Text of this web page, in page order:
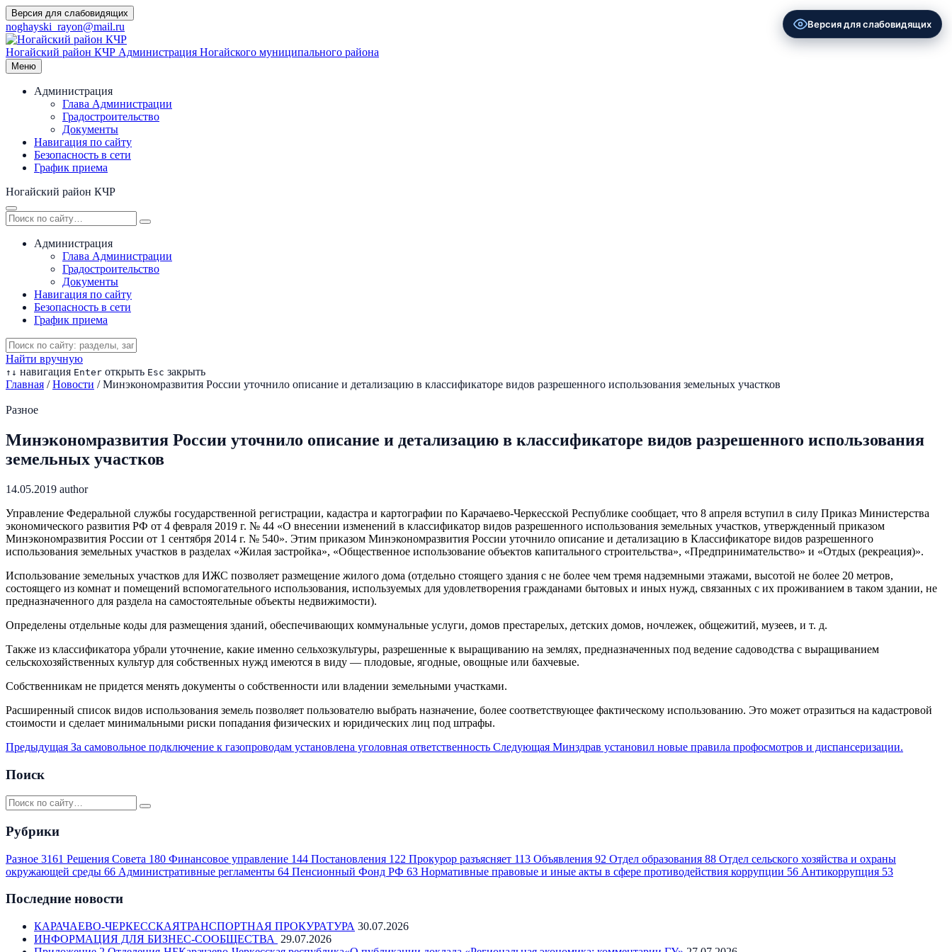
Перейти
к
содержимому
Версия для слабовидящих
noghayski_rayon@mail.ru
Ногайский район КЧР Администрация Ногайского муниципального района
Меню
Администрация
Глава Администрации
Градостроительство
Документы
Навигация по сайту
Безопасность в сети
График приема
Ногайский район КЧР
Администрация
Глава Администрации
Градостроительство
Документы
Навигация по сайту
Безопасность в сети
График приема
Найти вручную
↑ ↓ навигация Enter открыть Esc закрыть
Главная / Новости / Минэкономразвития России уточнило описание и детализацию в классификаторе видов разрешенного использования земельных участков
Разное
Минэкономразвития России уточнило описание и детализацию в классификаторе видов разрешенного использования
земельных участков
14.05.2019 author
Управление Федеральной службы государственной регистрации, кадастра и картографии по Карачаево-Черкесской Республике сообщает, что 8 апреля вступил в силу Приказ Министерства
экономического развития РФ от 4 февраля 2019 г. № 44 «О внесении изменений в классификатор видов разрешенного использования земельных участков, утвержденный приказом
Минэкономразвития России от 1 сентября 2014 г. № 540». Этим приказом Минэкономразвития России уточнило описание и детализацию в Классификаторе видов разрешенного
использования земельных участков в разделах «Жилая застройка», «Общественное использование объектов капитального строительства», «Предпринимательство» и «Отдых (рекреация)».
Использование земельных участков для ИЖС позволяет размещение жилого дома (отдельно стоящего здания с не более чем тремя надземными этажами, высотой не более 20 метров,
состоящего из комнат и помещений вспомогательного использования, используемых для удовлетворения гражданами бытовых и иных нужд, связанных с их проживанием в таком здании, не
предназначенного для раздела на самостоятельные объекты недвижимости).
Определены отдельные коды для размещения зданий, обеспечивающих коммунальные услуги, домов престарелых, детских домов, ночлежек, общежитий, музеев, и т. д.
Также из классификатора убрали уточнение, какие именно сельхозкультуры, разрешенные к выращиванию на землях, предназначенных под ведение садоводства с выращиванием
сельскохозяйственных культур для собственных нужд имеются в виду — плодовые, ягодные, овощные или бахчевые.
Собственникам не придется менять документы о собственности или владении земельными участками.
Расширенный список видов использования земель позволяет пользователю выбрать назначение, более соответствующее фактическому использованию. Это может отразиться на кадастровой
стоимости и сделает минимальными риски попадания физических и юридических лиц под штрафы.
Предыдущая За самовольное подключение к газопроводам установлена уголовная ответственность Следующая Минздрав установил новые правила профосмотров и диспансеризации.
Поиск
Рубрики
Разное 3161 Решения Совета 180 Финансовое управление 144 Постановления 122 Прокурор разъясняет 113 Объявления 92 Отдел образования 88 Отдел сельского хозяйства и охраны
окружающей среды 66 Административные регламенты 64 Пенсионный Фонд РФ 63 Нормативные правовые и иные акты в сфере противодействия коррупции 56 Антикоррупция 53
Последние новости
КАРАЧАЕВО-ЧЕРКЕССКАЯТРАНСПОРТНАЯ ПРОКУРАТУРА 30.07.2026
ИНФОРМАЦИЯ ДЛЯ БИЗНЕС-СООБЩЕСТВА
29.07.2026
Версия для слабовидящих